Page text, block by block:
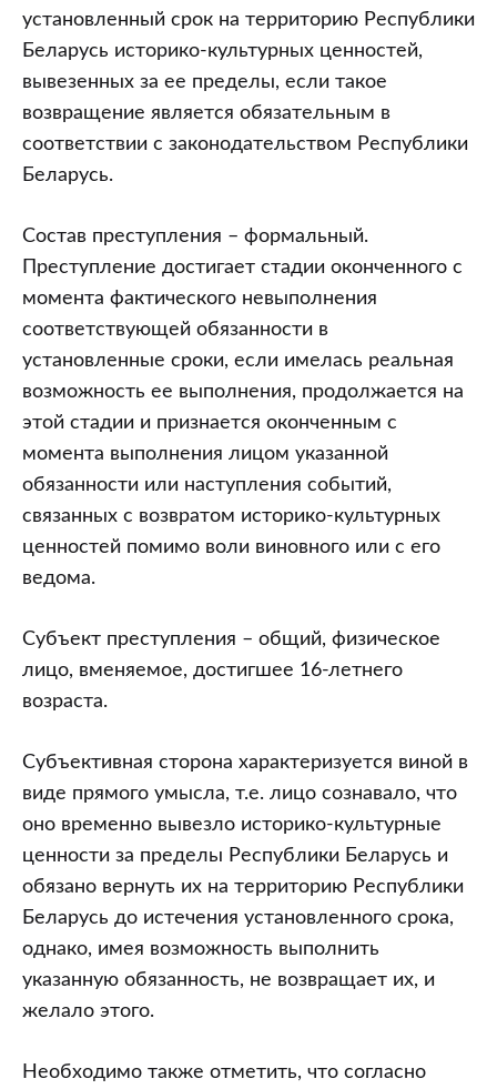
установленный срок на территорию Республики
Беларусь историко-культурных ценностей,
вывезенных за ее пределы, если такое
возвращение является обязательным в
соответствии с законодательством Республики
Беларусь.
Состав преступления – формальный.
Преступление достигает стадии оконченного с
момента фактического невыполнения
соответствующей обязанности в
установленные сроки, если имелась реальная
возможность ее выполнения, продолжается на
этой стадии и признается оконченным с
момента выполнения лицом указанной
обязанности или наступления событий,
связанных с возвратом историко-культурных
ценностей помимо воли виновного или с его
ведома.
Субъект преступления – общий, физическое
лицо, вменяемое, достигшее 16-летнего
возраста.
Субъективная сторона характеризуется виной в
виде прямого умысла, т.е. лицо сознавало, что
оно временно вывезло историко-культурные
ценности за пределы Республики Беларусь и
обязано вернуть их на территорию Республики
Беларусь до истечения установленного срока,
однако, имея возможность выполнить
указанную обязанность, не возвращает их, и
желало этого.
Необходимо также отметить, что согласно